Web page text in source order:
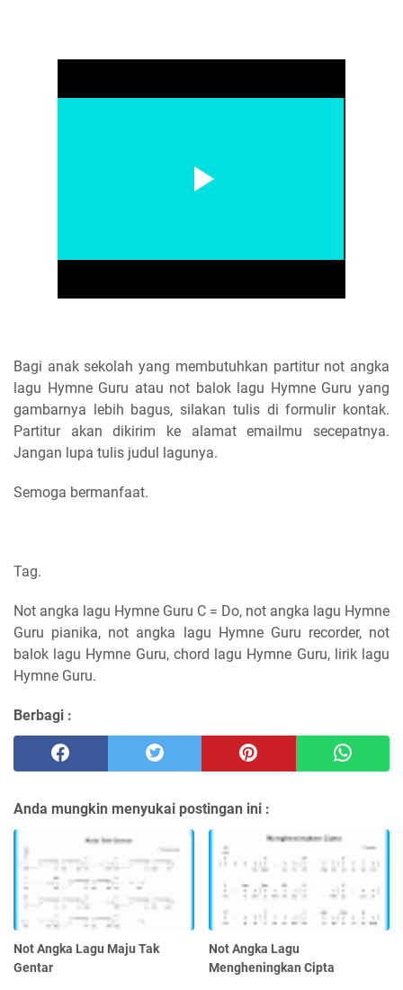
Bagi anak sekolah yang membutuhkan partitur not angka
lagu Hymne Guru atau not balok lagu Hymne Guru yang
gambarnya lebih bagus, silakan tulis di formulir kontak.
Partitur akan dikirim ke alamat emailmu secepatnya.
Jangan lupa tulis judul lagunya.
Semoga bermanfaat.
Tag.
Not angka lagu Hymne Guru C = Do, not angka lagu Hymne
Guru pianika, not angka lagu Hymne Guru recorder, not
balok lagu Hymne Guru, chord lagu Hymne Guru, lirik lagu
Hymne Guru.
Berbagi :
Anda mungkin menyukai postingan ini :
Not Angka Lagu Maju Tak
Gentar
Not Angka Lagu
Mengheningkan Cipta